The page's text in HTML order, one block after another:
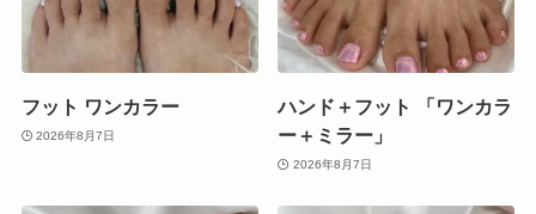
フット ワンカラー
2026年8月7日
ハンド＋フット 「ワンカラ
ー＋ミラー」
2026年8月7日